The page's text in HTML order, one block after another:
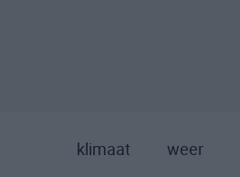
klimaat weer